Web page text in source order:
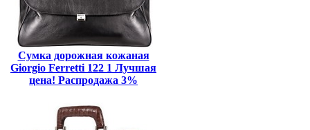
Сумка дорожная кожаная
Giorgio Ferretti 122 1 Лучшая
цена! Распродажа 3%